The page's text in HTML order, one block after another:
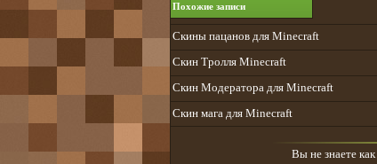
Похожие записи
Скины пацанов для Minecraft
Скин Тролля Minecraft
Скин Модератора для Minecraft
Скин мага для Minecraft
Вы не знаете